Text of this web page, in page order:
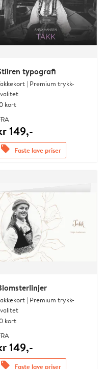
typografi
| Premium trykk-
kort
149,-
offers Faste lave priser
| Premium trykk-
kort
149,-
offers Faste lave priser